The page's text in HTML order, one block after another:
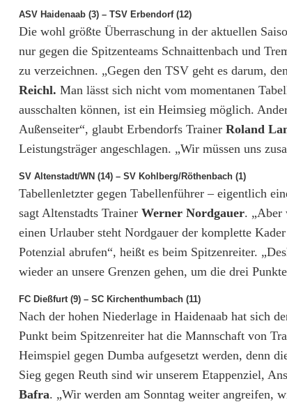
e
t
e
a
m
s
v
o
r
l
ö
s
b
a
ASV Haidenaab (3) – TSV Erbendorf (12)
Die wohl größte Überraschung in der aktuellen
nur gegen die Spitzenteams Schnaittenbach und
zu verzeichnen. „Gegen den TSV geht es darum,
Reichl. Man lässt sich nicht vom momentanen
ausschalten können, ist ein Heimsieg möglich.
Außenseiter“, glaubt Erbendorfs Trainer Roland
Leistungsträger angeschlagen. „Wir müssen uns
SV Altenstadt/WN (14) – SV Kohlberg/Röthenbach (1)
Tabellenletzter gegen Tabellenführer – eigentlich
sagt Altenstadts Trainer Werner Nordgauer. „Aber
einen Urlauber steht Nordgauer der komplette
Potenzial abrufen“, heißt es beim Spitzenreiter.
wieder an unsere Grenzen gehen, um die drei
FC Dießfurt (9) – SC Kirchenthumbach (11)
Nach der hohen Niederlage in Haidenaab hat sich
Punkt beim Spitzenreiter hat die Mannschaft von
Heimspiel gegen Dumba aufgesetzt werden, denn
Sieg gegen Reuth sind wir unserem Etappenziel,
Bafra. „Wir werden am Sonntag weiter angreifen,